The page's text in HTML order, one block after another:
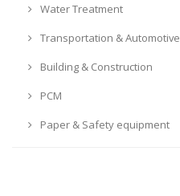
Water Treatment
Transportation & Automotive
Building & Construction
PCM
Paper & Safety equipment